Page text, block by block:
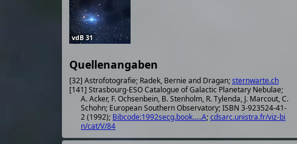
vdB 31
Quellenangaben
[32] Astrofotografie; Radek, Bernie and Dragan;sternwarte.ch
[141] Strasbourg-ESO Catalogue of Galactic Planetary Nebulae;
A. Acker, F. Ochsenbein, B. Stenholm, R. Tylenda, J. Marcout, C.
Schohn; European Southern Observatory; ISBN 3-923524-41-
2 (1992); Bibcode:1992secg.book.....A;cdsarc.unistra.fr/viz-bi
n/cat/V/84